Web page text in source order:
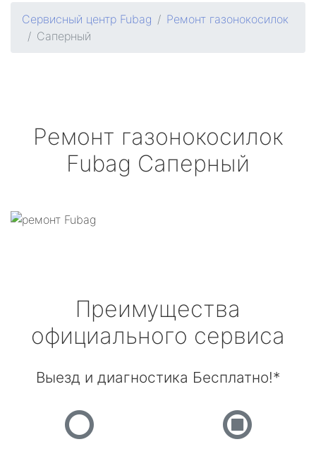
Сервисный центр Fubag
Ремонт газонокосилок
Саперный
Ремонт газонокосилок
Fubag Саперный
Преимущества
официального сервиса
Выезд и диагностика Бесплатно!*